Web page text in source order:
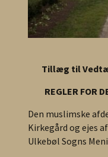
Tillæg til
REGLER FOR
Den muslimske
Kirkegård og ejes
Ulkebøl Sogns